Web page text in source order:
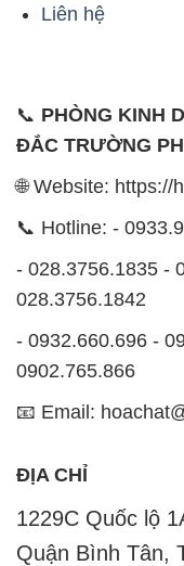
Liên hệ
📞 PHÒNG KINH
ĐẮC TRƯỜNG
🌐 Website:
📞 Hotline: -
- 028.3756.1835 -
028.3756.1842
- 0932.660.696 -
0902.765.866
📧 Email:
ĐỊA CHỈ
1229C Quốc lộ
Quận Bình Tân,